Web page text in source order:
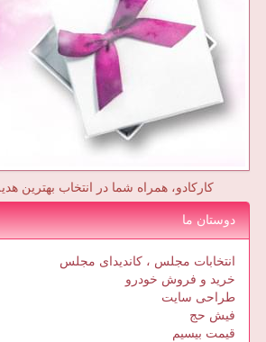
کارکادو، همراه شما در انتخاب بهترین
دوستان ما
انتخابات مجلس ، کاندیدای مجلس
خرید و فروش خودرو
طراحی سایت
فیش حج
قیمت بیسیم